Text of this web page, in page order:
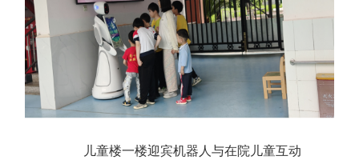
儿童楼一楼迎宾机器人与在院儿童互动